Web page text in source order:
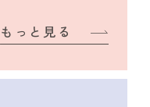
もっと見る